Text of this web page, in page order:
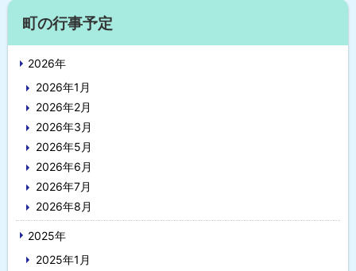
戻
サ
イ
ド
町の行事予定
2026年
2026年1月
2026年2月
2026年3月
2026年5月
2026年6月
2026年7月
2026年8月
2025年
2025年1月